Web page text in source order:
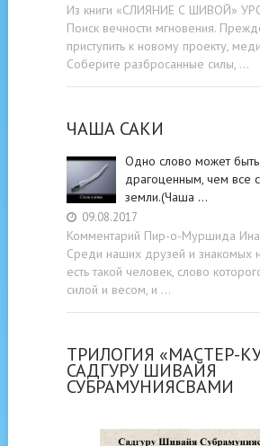
Из книги «СЛИЯНИЕ С ШИВОЙ»
Поиск вечности мгновения.
приступить к новому проекту,
Соберите разбросанные силы, …
ЧАША САКИ
Одно слово может
драгоценным, чем все
земли.(Чаша …
09.08.2017
Комментарий Пир-о-Муршида
Среди наших друзей и знакомых
есть такой человек, слово
силой и весом, и …
ТРИЛОГИЯ «МАСТЕР-
САДГУРУ ШИВАЙЯ
СУБРАМУНИЯСВАМИ